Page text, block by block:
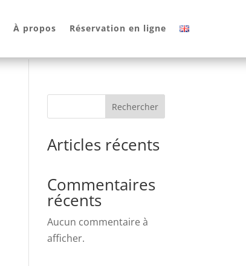
À propos Réservation en ligne
Rechercher
Articles récents
Commentaires
récents
Aucun commentaire à
afficher.